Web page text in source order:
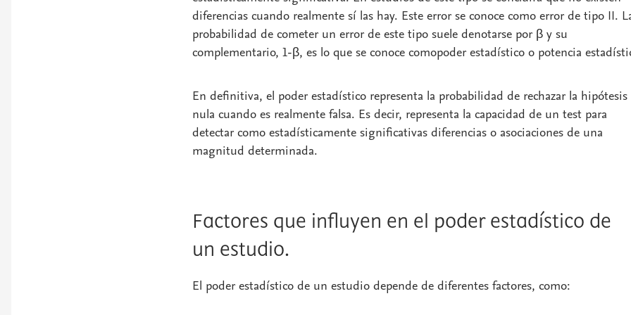
diferencias cuando realmente sí las hay. Este error se conoce como error de tipo II.
probabilidad de cometer un error de este tipo suele denotarse por β y su
complementario, 1-β, es lo que se conoce comopoder estadístico o potencia
En definitiva, el poder estadístico representa la probabilidad de rechazar la hipótesis
nula cuando es realmente falsa. Es decir, representa la capacidad de un test para
detectar como estadísticamente significativas diferencias o asociaciones de una
magnitud determinada.
Factores que influyen en el poder estadístico de
un estudio.
El poder estadístico de un estudio depende de diferentes factores, como: